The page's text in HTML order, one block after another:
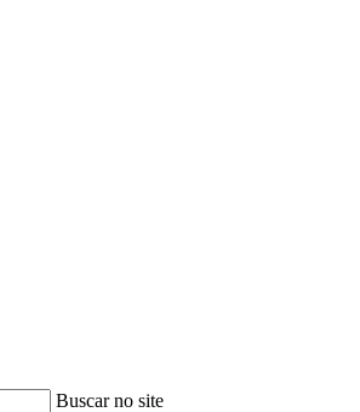
Buscar no site